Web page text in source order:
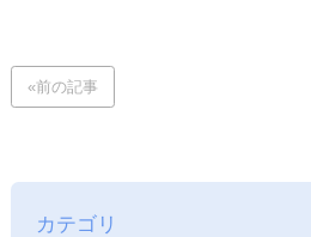
«前の記事
カテゴリ